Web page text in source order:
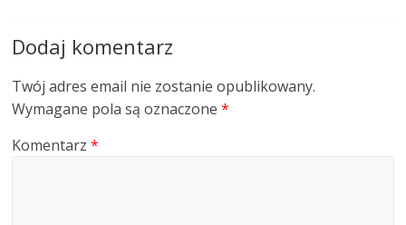
Dodaj komentarz
Twój adres email nie zostanie opublikowany.
Wymagane pola są oznaczone*
Komentarz*